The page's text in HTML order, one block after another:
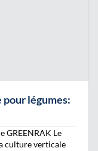
légumes:
GREENRAK Le
culture verticale